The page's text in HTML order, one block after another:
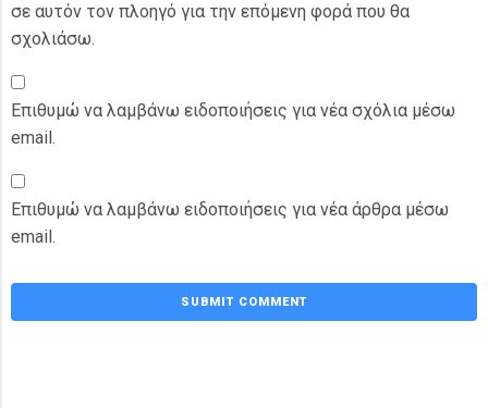
σε αυτόν τον πλοηγό για την επόμενη φορά που θα
σχολιάσω.
Επιθυμώ να λαμβάνω ειδοποιήσεις για νέα σχόλια μέσω
email.
Επιθυμώ να λαμβάνω ειδοποιήσεις για νέα άρθρα μέσω
email.